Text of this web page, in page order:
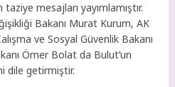
mesajları yayımlamıştır.
Bakanı Murat Kurum, AK
ve Sosyal Güvenlik Bakanı
Ömer Bolat da Bulut’un
dile getirmiştir.